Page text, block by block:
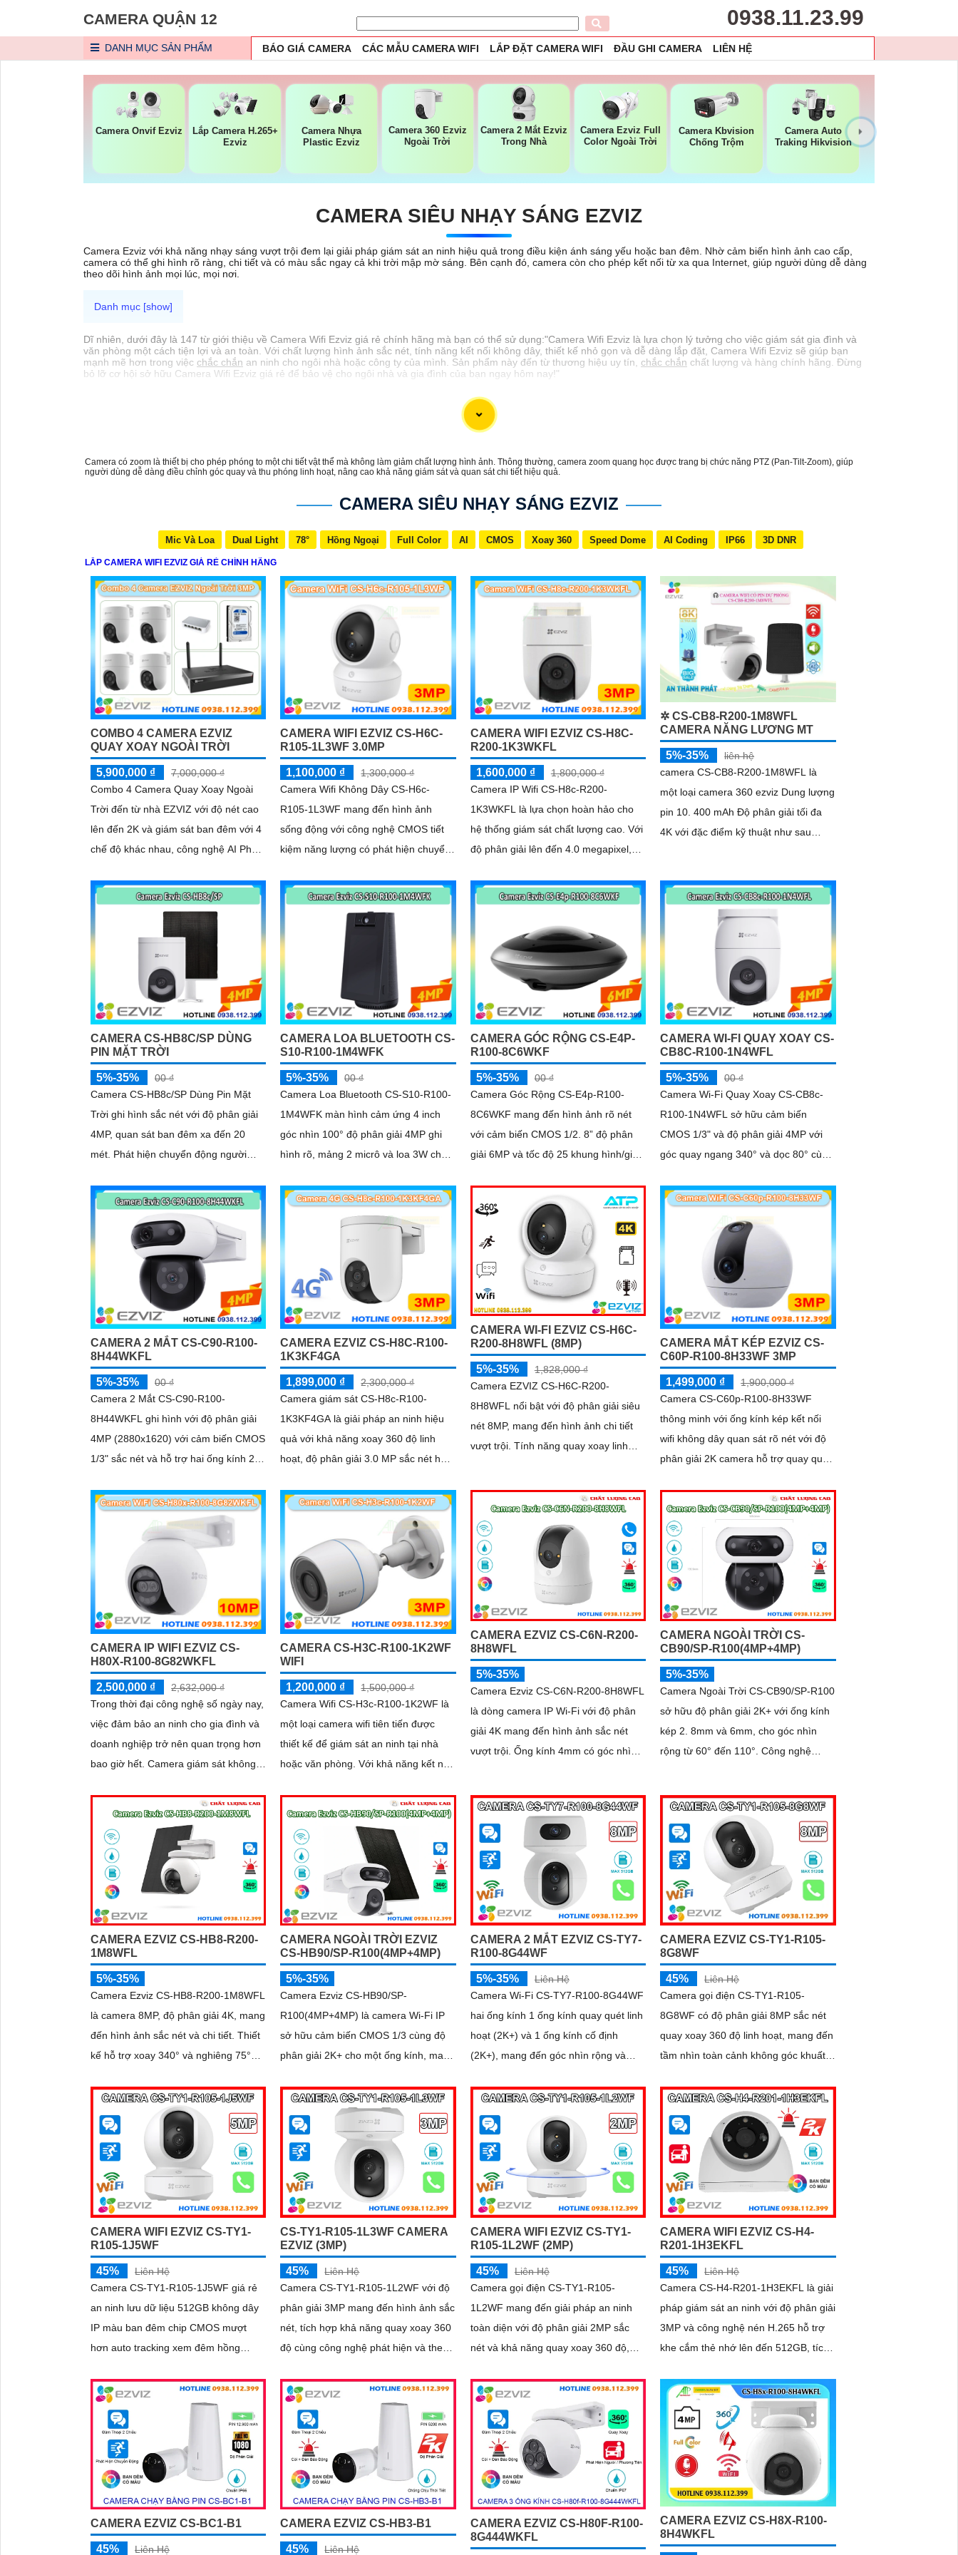
CAMERA QUẬN 12 0938.11.23.99
DANH MỤC SẢN PHẨM BÁO GIÁ CAMERA CÁC MẪU CAMERA WIFI LẮP ĐẶT CAMERA WIFI ĐẦU GHI CAMERA LIÊN HỆ
Camera Onvif Ezviz
Lắp Camera H.265+
Ezviz
Camera Nhựa
Plastic Ezviz
Camera 360 Ezviz
Ngoài Trời
Camera 2 Mắt Ezviz
Trong Nhà
Camera Ezviz Full
Color Ngoài Trời
Camera Kbvision
Chống Trộm
Camera Auto
Traking Hikvision
CAMERA SIÊU NHẠY SÁNG EZVIZ
Camera Ezviz với khả năng nhạy sáng vượt trội đem lại giải pháp giám sát an ninh hiệu quả trong điều kiện ánh sáng yếu hoặc ban đêm. Nhờ cảm biến hình ảnh cao cấp,
camera có thể ghi hình rõ ràng, chi tiết và có màu sắc ngay cả khi trời mập mờ sáng. Bên cạnh đó, camera còn cho phép kết nối từ xa qua Internet, giúp người dùng dễ dàng
theo dõi hình ảnh mọi lúc, mọi nơi.
Dĩ nhiên, dưới đây là 147 từ giới thiệu về Camera Wifi Ezviz giá rẻ chính hãng mà bạn có thể sử dụng:"Camera Wifi Ezviz là lựa chọn lý tưởng cho việc giám sát gia đình và
văn phòng một cách tiện lợi và an toàn. Với chất lượng hình ảnh sắc nét, tính năng kết nối không dây, thiết kế nhỏ gọn và dễ dàng lắp đặt, Camera Wifi Ezviz sẽ giúp bạn
mạnh mẽ hơn trong việc chắc chắn an ninh cho ngôi nhà hoặc công ty của mình. Sản phẩm này đến từ thương hiệu uy tín, chắc chắn chất lượng và hàng chính hãng. Đừng
bỏ lỡ cơ hội sở hữu Camera Wifi Ezviz giá rẻ để bảo vệ cho ngôi nhà và gia đình của bạn ngay hôm nay!"
Camera có zoom là thiết bị cho phép phóng to một chi tiết vật thể mà không làm giảm chất lượng hình ảnh. Thông thường, camera zoom quang học được trang bị chức năng PTZ (Pan-Tilt-Zoom), giúp
người dùng dễ dàng điều chỉnh góc quay và thu phóng linh hoạt, nâng cao khả năng giám sát và quan sát chi tiết hiệu quả.
CAMERA SIÊU NHẠY SÁNG EZVIZ
Mic Và Loa Dual Light 78° Hồng Ngoại Full Color AI CMOS Xoay 360 Speed Dome AI Coding IP66 3D DNR
LẮP CAMERA WIFI EZVIZ GIÁ RẺ CHÍNH HÃNG
COMBO 4 CAMERA EZVIZ
QUAY XOAY NGOÀI TRỜI
5,900,000 ₫
7,000,000 ₫
Combo 4 Camera Quay Xoay Ngoài
Trời đến từ nhà EZVIZ với độ nét cao
lên đến 2K và giám sát ban đêm với 4
chế độ khác nhau, công nghệ AI Phát
chuẩn sát được quản lý tập trung bởi
đầu ghi hình IP WiFi
CAMERA WIFI EZVIZ CS-H6C-
R105-1L3WF 3.0MP
1,100,000 ₫
1,300,000 ₫
Camera Wifi Không Dây CS-H6c-
R105-1L3WF mang đến hình ảnh
sống động với công nghệ CMOS tiết
kiệm năng lượng có phát hiện chuyển
xem ban đêm 10m Hồng Ngoại lưu
độc lập trên thẻ nhớ
CAMERA WIFI EZVIZ CS-H8C-
R200-1K3WKFL
1,600,000 ₫
1,800,000 ₫
Camera IP Wifi CS-H8c-R200-
1K3WKFL là lựa chọn hoàn hảo cho
hệ thống giám sát chất lượng cao. Với
độ phân giải lên đến 4.0 megapixel,
nét
✲ CS-CB8-R200-1M8WFL
CAMERA NĂNG LƯƠNG MT
5%-35%
liên hệ
camera CS-CB8-R200-1M8WFL là
một loại camera 360 ezviz Dung lượng
pin 10. 400 mAh Độ phân giải tối đa
4K với đặc điểm kỹ thuật như sau
IP góc quay rộng với ống kính 3
CAMERA CS-HB8C/SP DÙNG
PIN MẶT TRỜI
5%-35%
00 ₫
Camera CS-HB8c/SP Dùng Pin Mặt
Trời ghi hình sắc nét với độ phân giải
4MP, quan sát ban đêm xa đến 20
mét. Phát hiện chuyển động người
CAMERA LOA BLUETOOTH CS-
S10-R100-1M4WFK
5%-35%
00 ₫
Camera Loa Bluetooth CS-S10-R100-
1M4WFK màn hình cảm ứng 4 inch
góc nhìn 100° độ phân giải 4MP ghi
hình rõ, mảng 2 micrô và loa 3W cho
CAMERA GÓC RỘNG CS-E4P-
R100-8C6WKF
5%-35%
00 ₫
Camera Góc Rộng CS-E4p-R100-
8C6WKF mang đến hình ảnh rõ nét
với cảm biến CMOS 1/2. 8” độ phân
giải 6MP và tốc độ 25 khung hình/giây.
CAMERA WI-FI QUAY XOAY CS-
CB8C-R100-1N4WFL
5%-35%
00 ₫
Camera Wi-Fi Quay Xoay CS-CB8c-
R100-1N4WFL sở hữu cảm biến
CMOS 1/3" và độ phân giải 4MP với
góc quay ngang 340° và dọc 80° cùng
trợ nén H
CAMERA 2 MẮT CS-C90-R100-
8H44WKFL
5%-35%
00 ₫
Camera 2 Mắt CS-C90-R100-
8H44WKFL ghi hình với độ phân giải
4MP (2880x1620) với cảm biến CMOS
1/3" sắc nét và hỗ trợ hai ống kính 2.
30m và ban...
CAMERA EZVIZ CS-H8C-R100-
1K3KF4GA
1,899,000 ₫
2,300,000 ₫
Camera giám sát CS-H8c-R100-
1K3KF4GA là giải pháp an ninh hiệu
quả với khả năng xoay 360 độ linh
hoạt, độ phân giải 3.0 MP sắc nét hỗ
phát hiện chuyển động con người
CAMERA WI-FI EZVIZ CS-H6C-
R200-8H8WFL (8MP)
5%-35%
1,828,000 ₫
Camera EZVIZ CS-H6C-R200-
8H8WFL nổi bật với độ phân giải siêu
nét 8MP, mang đến hình ảnh chi tiết
vượt trội. Tính năng quay xoay linh
CAMERA MẮT KÉP EZVIZ CS-
C60P-R100-8H33WF 3MP
1,499,000 ₫
1,900,000 ₫
Camera CS-C60p-R100-8H33WF
thông minh với ống kính kép kết nối
wifi không dây quan sát rõ nét với độ
phân giải 2K camera hỗ trợ quay quét
tích hợp nút gọi điện cảm ứng nhanh
chóng Với chuẩn nén H.265 camera
giúp tiết kiệm băng thông và dung
lượng lưu trữ hiệu quả
CAMERA IP WIFI EZVIZ CS-
H80X-R100-8G82WKFL
2,500,000 ₫
2,632,000 ₫
Trong thời đại công nghệ số ngày nay,
việc đảm bảo an ninh cho gia đình và
doanh nghiệp trở nên quan trọng hơn
bao giờ hết. Camera giám sát không
xung quanh mà còn mang lại sự an
tâm cho bạn và những người thân yêu
CAMERA CS-H3C-R100-1K2WF
WIFI
1,200,000 ₫
1,500,000 ₫
Camera Wifi CS-H3c-R100-1K2WF là
một loại camera wifi tiên tiến được
thiết kế để giám sát an ninh tại nhà
hoặc văn phòng. Với khả năng kết nối
truy cập và kiểm soát từ xa thông qua
CAMERA EZVIZ CS-C6N-R200-
8H8WFL
5%-35%
Camera Ezviz CS-C6N-R200-8H8WFL
là dòng camera IP Wi-Fi với độ phân
giải 4K mang đến hình ảnh sắc nét
vượt trội. Ống kính 4mm có góc nhìn
CAMERA NGOÀI TRỜI CS-
CB90/SP-R100(4MP+4MP)
5%-35%
Camera Ngoài Trời CS-CB90/SP-R100
sở hữu độ phân giải 2K+ với ống kính
kép 2. 8mm và 6mm, cho góc nhìn
rộng từ 60° đến 110°. Công nghệ
CAMERA EZVIZ CS-HB8-R200-
1M8WFL
5%-35%
Camera Ezviz CS-HB8-R200-1M8WFL
là camera 8MP, độ phân giải 4K, mang
đến hình ảnh sắc nét và chi tiết. Thiết
kế hỗ trợ xoay 340° và nghiêng 75°
nén H.265/H
CAMERA NGOÀI TRỜI EZVIZ
CS-HB90/SP-R100(4MP+4MP)
5%-35%
Camera Ezviz CS-HB90/SP-
R100(4MP+4MP) là camera Wi-Fi IP
sở hữu cảm biến CMOS 1/3 cùng độ
phân giải 2K+ cho một ống kính, mang
kính kép 2
CAMERA 2 MẮT EZVIZ CS-TY7-
R100-8G44WF
5%-35%
Liên Hệ
Camera Wi-Fi CS-TY7-R100-8G44WF
hai ống kính 1 ống kính quay quét linh
hoạt (2K+) và 1 ống kính cố định
(2K+), mang đến góc nhìn rộng và
nhân tạo (AI), camera có thể nhận
diện chính xác hình dạng con người
CAMERA EZVIZ CS-TY1-R105-
8G8WF
45%
Liên Hệ
Camera gọi điện CS-TY1-R105-
8G8WF có độ phân giải 8MP sắc nét
quay xoay 360 độ linh hoạt, mang đến
tầm nhìn toàn cảnh không góc khuất.
thông minh giúp giám sát chính xác,
kết hợp với tính năng đàm thoại hai
chiều giao tiếp dễ dàng từ xa
CAMERA WIFI EZVIZ CS-TY1-
R105-1J5WF
45%
Liên Hệ
Camera CS-TY1-R105-1J5WF giá rẻ
an ninh lưu dữ liệu 512GB không dây
IP màu ban đêm chip CMOS mượt
hơn auto tracking xem đêm hồng
nét 5.0 MP Smart IR
CS-TY1-R105-1L3WF CAMERA
EZVIZ (3MP)
45%
Liên Hệ
Camera CS-TY1-R105-1L2WF với độ
phân giải 3MP mang đến hình ảnh sắc
nét, tích hợp khả năng quay xoay 360
độ cùng công nghệ phát hiện và theo
sát toàn diện, không bỏ lỡ bất kỳ
khoảnh khắc quan trọng nào. Hỗ trợ
đàm thoại hai chiều, tầm nhìn hồng
ngoại lên đến 10m và khe cắm thẻ
nhớ dung lượng 512GB, đây chính là
camera tối ưu với mức giá vô cùng
hấp dẫn
CAMERA WIFI EZVIZ CS-TY1-
R105-1L2WF (2MP)
45%
Liên Hệ
Camera gọi điện CS-TY1-R105-
1L2WF mang đến giải pháp an ninh
toàn diện với độ phân giải 2MP sắc
nét và khả năng quay xoay 360 độ,
nghệ AI thông minh tự động phát hiện,
theo dõi chuyển động, kết hợp đàm
thoại 2 chiều, giúp bạn giao tiếp dễ
dàng từ xa
CAMERA WIFI EZVIZ CS-H4-
R201-1H3EKFL
45%
Liên Hệ
Camera CS-H4-R201-1H3EKFL là giải
pháp giám sát an ninh với độ phân giải
3MP và công nghệ nén H.265 hỗ trợ
khe cắm thẻ nhớ lên đến 512GB, tích
20m, mang đến hình ảnh ban đêm rõ
nét, có màu
CAMERA EZVIZ CS-BC1-B1
45% Liên Hệ
CAMERA EZVIZ CS-HB3-B1
45% Liên Hệ
CAMERA EZVIZ CS-H80F-R100-
8G444WKFL
CAMERA EZVIZ CS-H8X-R100-
8H4WKFL